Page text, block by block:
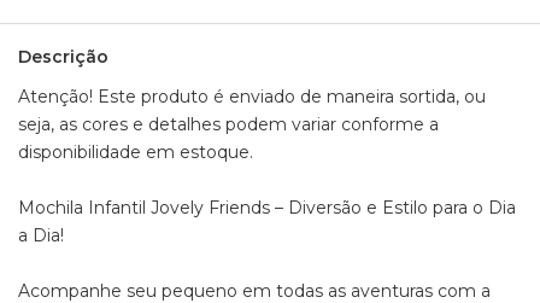
- Altura: 41cm
- Comprimento: 30cm
- Peso: 320g
Informações:
Composição: 100% Poliéster
seja, as cores e detalhes podem variar conforme a
disponibilidade em estoque.
Descrição
Atenção! Este produto é enviado de maneira sortida, ou
seja, as cores e detalhes podem variar conforme a
disponibilidade em estoque.
Mochila Infantil Jovely Friends – Diversão e Estilo para o Dia
a Dia!
Acompanhe seu pequeno em todas as aventuras com a